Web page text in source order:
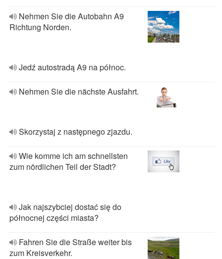
Nehmen Sie die Autobahn A9
Richtung Norden.
Jedź autostradą A9 na północ.
Nehmen Sie die nächste Ausfahrt.
Skorzystaj z następnego zjazdu.
Wie komme ich am schnellsten
zum nördlichen Teil der Stadt?
Jak najszybciej dostać się do
północnej części miasta?
Fahren Sie die Straße weiter bis
zum Kreisverkehr.